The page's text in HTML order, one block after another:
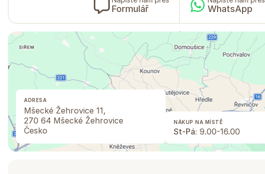
Formulář WhatsApp
ADRESA
Mšecké Žehrovice 11,
270 64 Mšecké Žehrovice
Česko
NÁKUP NA MÍSTĚ
St-Pá: 9.00-16.00